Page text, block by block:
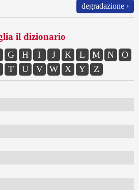
degradazione ›
il dizionario
G H I J K L M N
O
T U V W X Y Z